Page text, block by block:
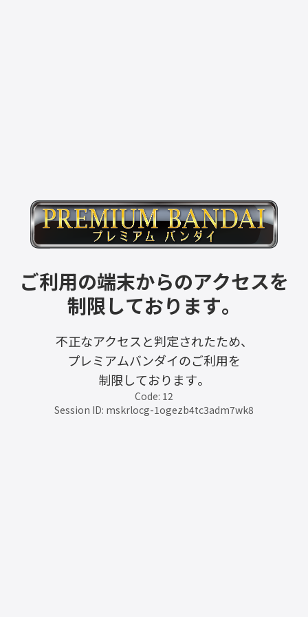
ご利用の端末からのアクセスを
制限しております。
不正なアクセスと判定されたため、
プレミアムバンダイのご利用を
制限しております。
Code: 12
Session ID: mskrlocg-1ogezb4tc3adm7wk8